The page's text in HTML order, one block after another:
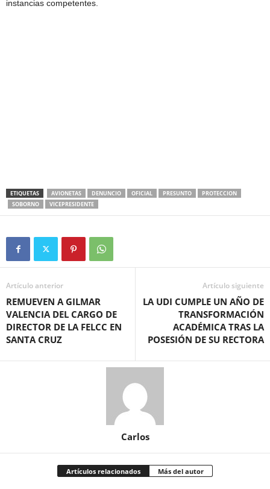
instancias competentes.
ETIQUETAS AVIONETAS DENUNCIO OFICIAL PRESUNTO
PROTECCION
SOBORNO
VICEPRESIDENTE
Artículo anterior
REMUEVEN A GILMAR
VALENCIA DEL CARGO DE
DIRECTOR DE LA FELCC EN
SANTA CRUZ
Artículo siguiente
LA UDI CUMPLE UN AÑO DE
TRANSFORMACIÓN
ACADÉMICA TRAS LA
POSESIÓN DE SU RECTORA
Carlos
Artículos relacionados Más del autor